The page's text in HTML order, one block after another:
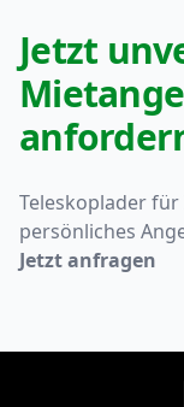
Jetzt
Teleskoplader
persönliches
Jetzt anfragen